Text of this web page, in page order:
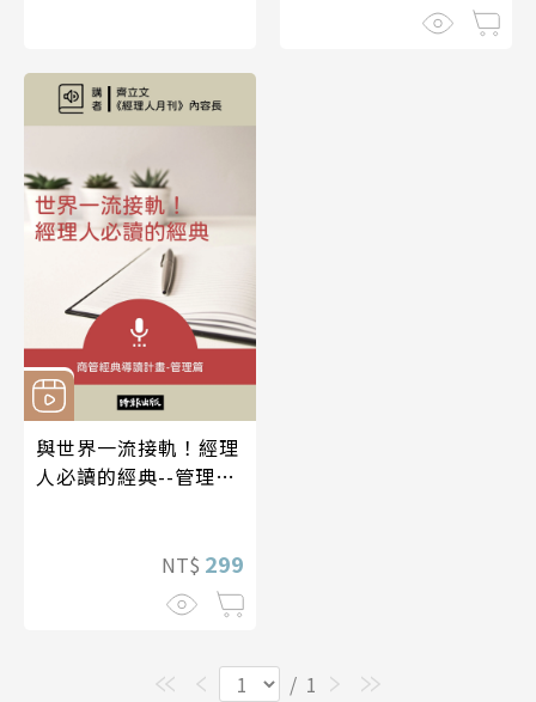
與世界一流接軌！經理
人必讀的經典--管理篇
NT$ 299
/ 1